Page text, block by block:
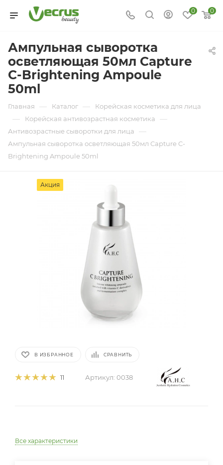
0 0
Ампульная сыворотка
осветляющая 50мл Capture
C-Brightening Ampoule
50ml
Главная — Каталог — Корейская косметика для лица
— Корейская антивозрастная косметика —
Антивозрастные сыворотки для лица —
Ампульная сыворотка осветляющая 50мл Capture C-
Brightening Ampoule 50ml
Акция
В ИЗБРАННОЕ СРАВНИТЬ
11 Артикул: 0038
Все характеристики